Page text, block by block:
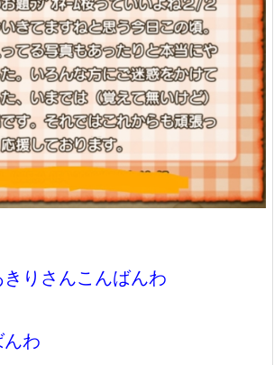
りさんこんばんわ
わ